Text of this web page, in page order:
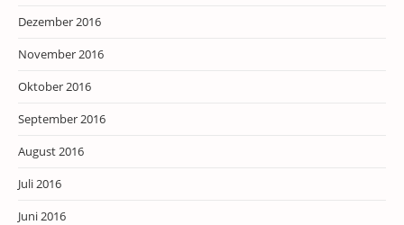
Dezember 2016
November 2016
Oktober 2016
September 2016
August 2016
Juli 2016
Juni 2016